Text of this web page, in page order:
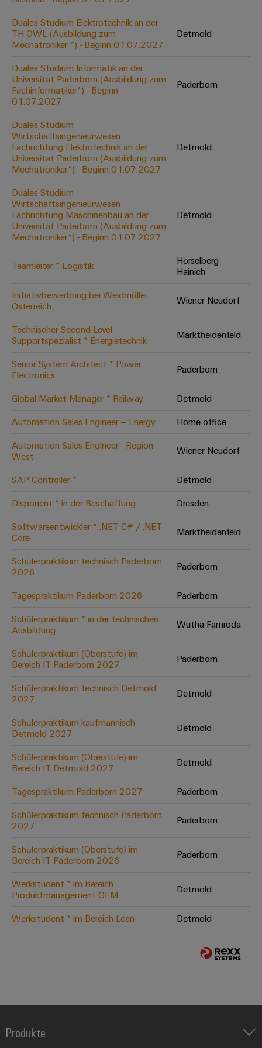
Lösungen
für
die
und
Abwasserindustrie
Wasserstoff
Wasserstoff
als
Schlüsseltechnologie
für
die
Energiewende
Windenergie
Effizienter
Betrieb
von
Windparks
Werkzeuge
Automaten
Software
Markierer
Industriedrucker
Industrieleuchte
Cabinet
Infrastructure
Assemblierungsservice
Bestückte
Modifizierte
und
bestückte
Kundenspezifische
Kabelkonfektionierung
Produktinnovationen
Praxisnahe
Ihre Industrie.
Connectivity.
Configurator
auf einem
schnell
Duales Studium Elektrotechnik an der
TH OWL (Ausbildung zum
Mechatroniker *) - Beginn 01.07.2027
Detmold
Duales Studium Informatik an der
Universität Paderborn (Ausbildung zum
Fachinformatiker*) - Beginn
01.07.2027
Paderborn
Duales Studium
Wirtschaftsingenieurwesen
Fachrichtung Elektrotechnik an der
Universität Paderborn (Ausbildung zum
Mechatroniker*) - Beginn 01.07.2027
Detmold
Duales Studium
Wirtschaftsingenieurwesen
Fachrichtung Maschinenbau an der
Universität Paderborn (Ausbildung zum
Mechatroniker*) - Beginn 01.07.2027
Detmold
Teamleiter * Logistik
Hörselberg-
Hainich
Initiativbewerbung bei Weidmüller
Österreich
Wiener Neudorf
Technischer Second-Level-
Supportspezialist * Energietechnik
Marktheidenfeld
Senior System Architect * Power
Electronics
Paderborn
Global Market Manager * Railway
Detmold
Automation Sales Engineer – Energy
Home office
Automation Sales Engineer - Region
West
Wiener Neudorf
SAP Controller *
Detmold
Disponent * in der Beschaffung
Dresden
Softwareentwickler * .NET C# / .NET
Core
Marktheidenfeld
Schülerpraktikum technisch Paderborn
2026
Paderborn
Tagespraktikum Paderborn 2026
Paderborn
Schülerpraktikum * in der technischen
Ausbildung
Wutha-Farnroda
Schülerpraktikum (Oberstufe) im
Bereich IT Paderborn 2027
Paderborn
Schülerpraktikum technisch Detmold
2027
Detmold
Schülerpraktikum kaufmännisch
Detmold 2027
Detmold
Schülerpraktikum (Oberstufe) im
Bereich IT Detmold 2027
Detmold
Tagespraktikum Paderborn 2027
Paderborn
Schülerpraktikum technisch Paderborn
2027
Paderborn
Schülerpraktikum (Oberstufe) im
Bereich IT Paderborn 2026
Paderborn
Werkstudent * im Bereich
Produktmanagement OEM
Detmold
Werkstudent * im Bereich Lean Detmold
Produkte